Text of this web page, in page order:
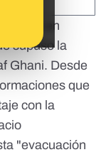
en
supuso la
Ghani. Desde
que
con la
"evacuación